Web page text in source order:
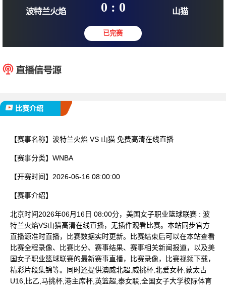
波特兰火焰
2026-06-16 08:00:00
0 : 0 山
比赛介绍
【赛事名称】 波特兰火焰 VS 山猫 免费高清在线直播
【赛事分类】 WNBA
【开赛时间】 2026-06-16 08:00:00
【赛事介绍】
北京时间2026年06月16日 08:00分，美国女子职业篮球联赛 : 波
特兰火焰VS山猫高清在线直播，无插件观看比赛。本站同步官方
直播源准时直播，比赛数据实时更新。比赛结束后可以在本站查看
比赛全程录像、比赛比分、赛事结果、赛事相关新闻报道，以及美
国女子职业篮球联赛的最新赛事直播，比赛录像，比赛视频下载，
精彩片段集锦等。同时还提供澳威北超,威挑杯,北爱女杯,蒙太古
U16,比乙,马挑杯,港主席杯,英篮超,泰女联,全国女子大学校际体育